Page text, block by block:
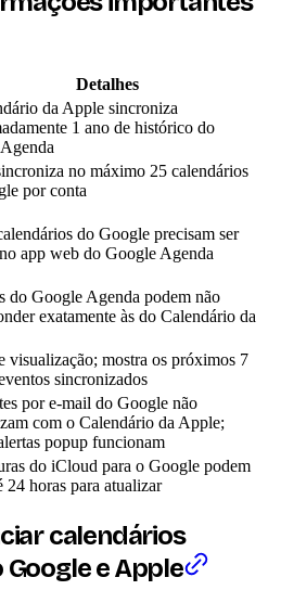
Detalhes
da Apple sincroniza
1 ano de histórico do
no máximo 25 calendários
por conta
do Google precisam ser
app web do Google Agenda
do Google Agenda podem não
exatamente às do Calendário da
visualização; mostra os próximos 7
sincronizados
por e-mail do Google não
com o Calendário da Apple;
popup funcionam
do iCloud para o Google podem
24 horas para atualizar
calendários
e Apple